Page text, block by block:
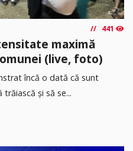
441
maximă
(live, foto)
încă o dată că sunt
și să se...